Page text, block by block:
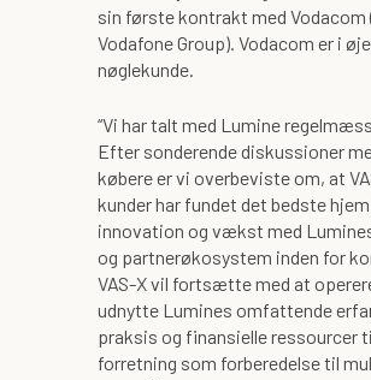
sin første kontrakt med Vodacom
Vodafone Group). Vodacom er i
nøglekunde.
“Vi har talt med Lumine
Efter sonderende diskussioner
købere er vi overbeviste om, at
kunder har fundet det bedste
innovation og vækst med
og partnerøkosystem inden for
VAS-X vil fortsætte med at
udnytte Lumines omfattende
praksis og finansielle ressourcer
forretning som forberedelse til